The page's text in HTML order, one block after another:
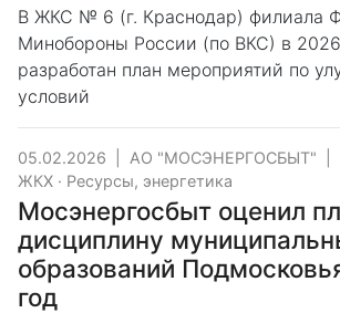
В ЖКС № 6 (г. Краснодар) филиала
Минобороны России (по ВКС) в
разработан план мероприятий по
условий
05.02.2026 АО "МОСЭНЕРГОСБЫТ"
ЖКХ · Ресурсы, энергетика
Мосэнергосбыт оценил
дисциплину
образований
год